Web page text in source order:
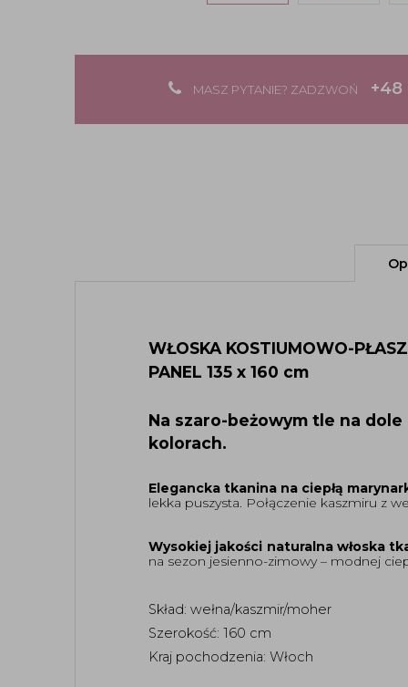
MASZ PYTANIE? ZADZWOŃ +48
WŁOSKA KOSTIUMOWO-
PANEL 135 x 160 cm
Na szaro-beżowym tle na
kolorach.
Elegancka tkanina na ciepłą
lekka puszysta. Połączenie kaszmiru z
Wysokiej jakości naturalna włoska
na sezon jesienno-zimowy – modnej
Skład: wełna/kaszmir/moher
Szerokość: 160 cm
Kraj pochodzenia: Włoch